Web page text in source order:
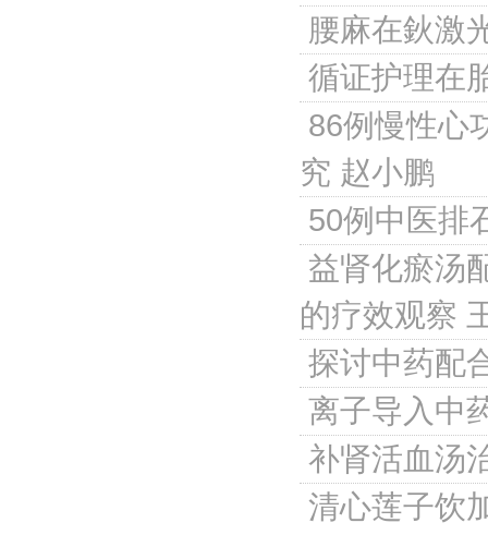
腰麻在鈥激
循证护理在
86例慢性心
究 赵小鹏
50例中医排
益肾化瘀汤
的疗效观察
探讨中药配
离子导入中
补肾活血汤
清心莲子饮